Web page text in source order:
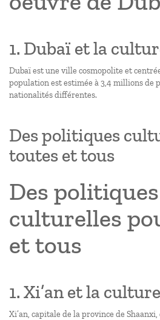
1. Dubaï et la
Dubaï est une ville cosmopolite et centrée
population est estimée à 3,4 millions de
nationalités différentes.
Des politiques
toutes et tous
Des politiques
culturelles
et tous
1. Xi’an et la culture
Xi’an, capitale de la province de